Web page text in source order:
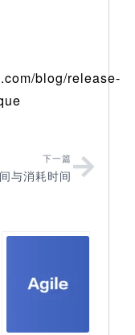
blog/release-
下一篇
与消耗时间